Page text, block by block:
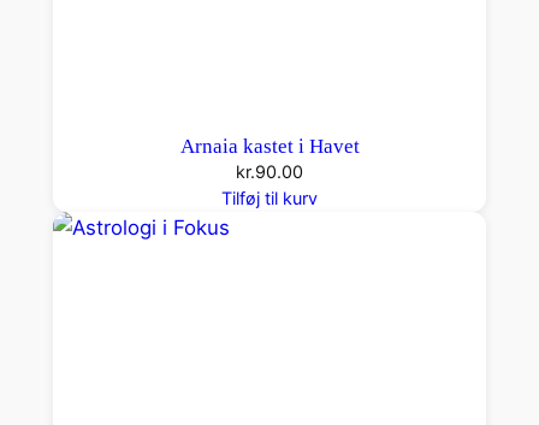
Arnaia kastet i Havet
kr.90.00
Tilføj til kurv